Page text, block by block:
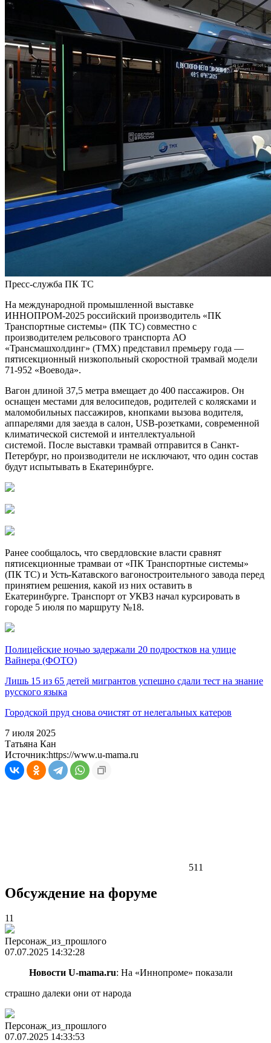
Пресс-служба ПК ТС
На международной промышленной выставке
ИННОПРОМ-2025 российский производитель «ПК
Транспортные системы» (ПК ТС) совместно с
производителем рельсового транспорта АО
«Трансмашхолдинг» (ТМХ) представил премьеру года —
пятисекционный низкопольный скоростной трамвай модели
71-952 «Воевода».
Вагон длиной 37,5 метра вмещает до 400 пассажиров. Он
оснащен местами для велосипедов, родителей с колясками и
маломобильных пассажиров, кнопками вызова водителя,
аппарелями для заезда в салон, USB-розетками, современной
климатической системой и интеллектуальной
системой. После выставки трамвай отправится в Санкт-
Петербург, но производители не исключают, что один состав
будут испытывать в Екатеринбурге.
Ранее сообщалось, что свердловские власти сравнят
пятисекционные трамваи от «ПК Транспортные системы»
(ПК ТС) и Усть-Катавского вагоностроительного завода перед
принятием решения, какой из них оставить в
Екатеринбурге. Транспорт от УКВЗ начал курсировать в
городе 5 июля по маршруту №18.
Полицейские ночью задержали 20 подростков на улице
Вайнера (ФОТО)
Лишь 15 из 65 детей мигрантов успешно сдали тест на знание
русского языка
Городской пруд снова очистят от нелегальных катеров
7 июля 2025
Татьяна Кан
Источник:https://www.u-mama.ru
511
Обсуждение на форуме
11
Персонаж_из_прошлого
07.07.2025 14:32:28
Новости U-mama.ru: На «Иннопроме» показали
страшно далеки они от народа
Персонаж_из_прошлого
07.07.2025 14:33:53